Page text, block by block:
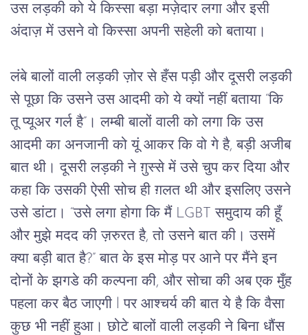
उस लड़की को ये किस्सा बड़ा मज़ेदार लगा और इसी
अंदाज़ में उसने वो किस्सा अपनी सहेली को बताया।
लंबे बालों वाली लड़की ज़ोर से हँस पड़ी और दूसरी लड़की
से पूछा कि उसने उस आदमी को ये क्यों नहीं बताया “कि
तू प्यूअर गर्ल है”। लम्बी बालों वाली को लगा कि उस
आदमी का अनजानी को यूं आकर कि वो गे है, बड़ी अजीब
बात थी। दूसरी लड़की ने ग़ुस्से में उसे चुप कर दिया और
कहा कि उसकी ऐसी सोच ही ग़लत थी और इसलिए उसने
उसे डांटा। “उसे लगा होगा कि मैं LGBT समुदाय की हूँ
और मुझे मदद की ज़रुरत है, तो उसने बात की। उसमें
क्या बड़ी बात है?” बात के इस मोड़ पर आने पर मैंने इन
दोनों के झगडे की कल्पना की, और सोचा की अब एक मुँह
पहला कर बैठ जाएगी l पर आश्चर्य की बात ये है कि वैसा
कुछ भी नहीं हुआ। छोटे बालों वाली लड़की ने बिना धौंस